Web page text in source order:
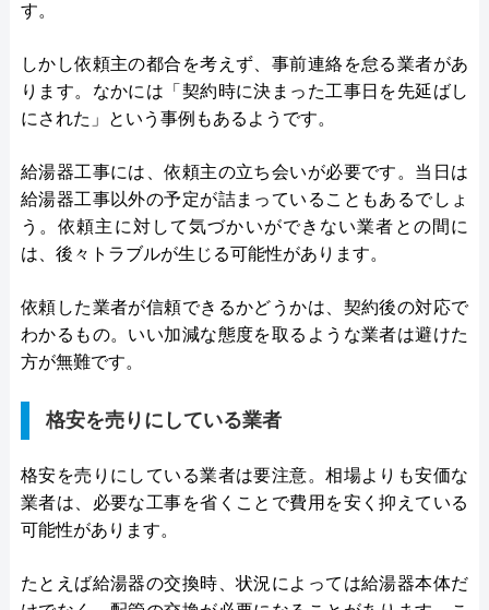
す。
しかし依頼主の都合を考えず、事前連絡を怠る業者があ
ります。なかには「契約時に決まった工事日を先延ばし
にされた」という事例もあるようです。
給湯器工事には、依頼主の立ち会いが必要です。当日は
給湯器工事以外の予定が詰まっていることもあるでしょ
う。依頼主に対して気づかいができない業者との間に
は、後々トラブルが生じる可能性があります。
依頼した業者が信頼できるかどうかは、契約後の対応で
わかるもの。いい加減な態度を取るような業者は避けた
方が無難です。
格安を売りにしている業者
格安を売りにしている業者は要注意。相場よりも安価な
業者は、必要な工事を省くことで費用を安く抑えている
可能性があります。
たとえば給湯器の交換時、状況によっては給湯器本体だ